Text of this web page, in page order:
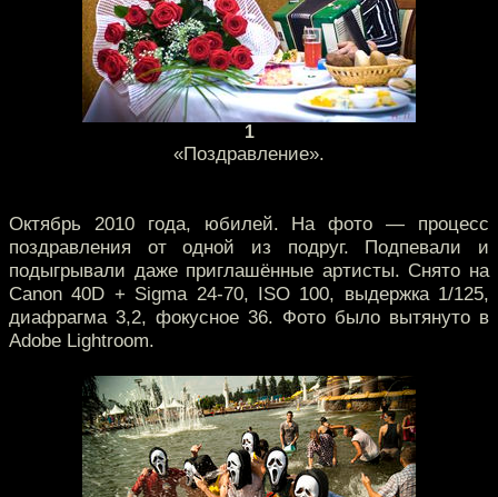
1
«Поздравление».
Октябрь 2010 года, юбилей. На фото — процесс
поздравления от одной из подруг. Подпевали и
подыгрывали даже приглашённые артисты. Снято на
Canon 40D + Sigma 24-70, ISO 100, выдержка 1/125,
диафрагма 3,2, фокусное 36. Фото было вытянуто в
Adobe Lightroom.